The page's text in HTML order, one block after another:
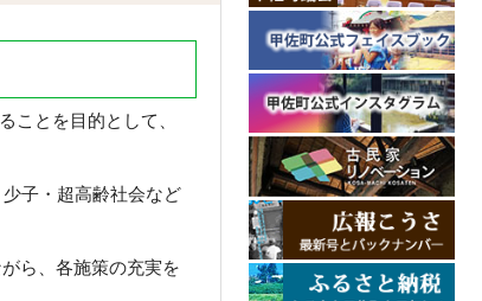
ことを目的として、
子・超高齢社会など
ら、各施策の充実を